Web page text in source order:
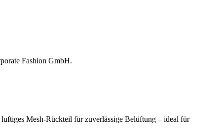
Fashion GmbH.
Mesh-Rückteil für zuverlässige Belüftung – ideal für